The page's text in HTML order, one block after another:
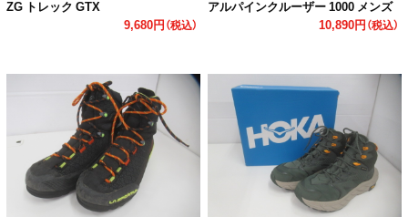
ZG トレック GTX
9,680円（税込）
アルパインクルーザー 1000 メンズ
10,890円（税込）